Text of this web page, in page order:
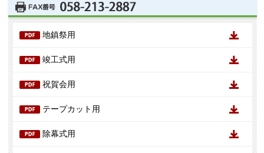
地鎮祭用
竣工式用
祝賀会用
テープカット用
除幕式用